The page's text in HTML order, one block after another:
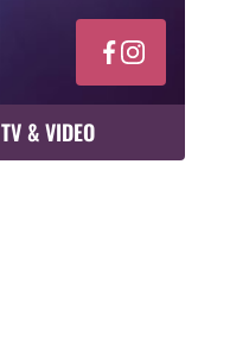
TV & VIDEO